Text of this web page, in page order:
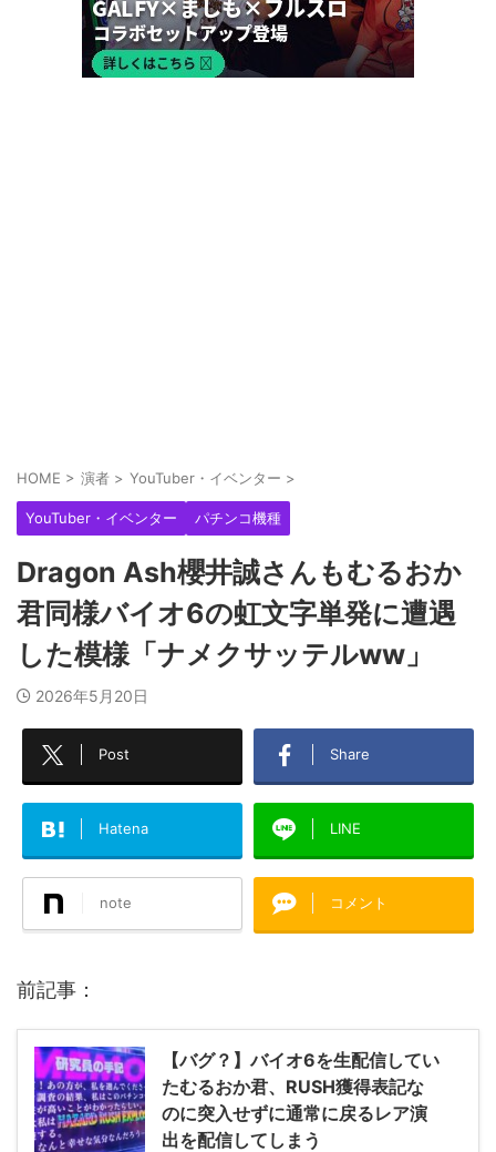
HOME > 演者 > YouTuber・イベンター >
YouTuber・イベンター パチンコ機種
Dragon Ash櫻井誠さんもむるおか
君同様バイオ6の虹文字単発に遭遇
した模様「ナメクサッテルww」
2026年5月20日
Post Share
Hatena LINE
note コメント
前記事：
【バグ？】バイオ6を生配信してい
たむるおか君、RUSH獲得表記な
のに突入せずに通常に戻るレア演
出を配信してしまう